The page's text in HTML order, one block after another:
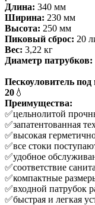
Длина: 340 мм
Ширина: 230 мм
Высота: 250 мм
Пиковый сброс: 20
Вес: 3,22 кг
Диаметр патрубков:
Пескоуловитель
20 💧
Преимущества:
✅цельнолитой
✅запатентованная
✅высокая
✅все стоки
✅удобное
✅соответствие
✅компактные
✅входной патрубок
✅быстрая и легкая